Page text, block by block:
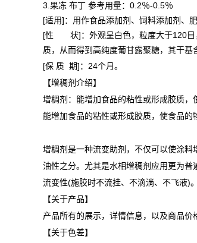
3.果冻 布丁 参考用量：0.2％-0.5％
[适用]：用作食品添加剂、饲料添加剂、
[性 状]：外观呈白色，粒度大于120目
质，从而得到高纯度葡甘露聚糖，其干
[保 质 期]：24个月。
【增稠剂介绍】
增稠剂：能增加食品的粘性或形成胶质，
能增加食品的粘性或形成胶质，使食品的
增稠剂是一种流变助剂，不仅可以使涂
油性之分。尤其是水相增稠剂应用更为
流变性(施胶时不流挂、不滴淌、不飞液)
【关于产品】
产品所有的展示，详情信息，以及商品价
【关于色差】